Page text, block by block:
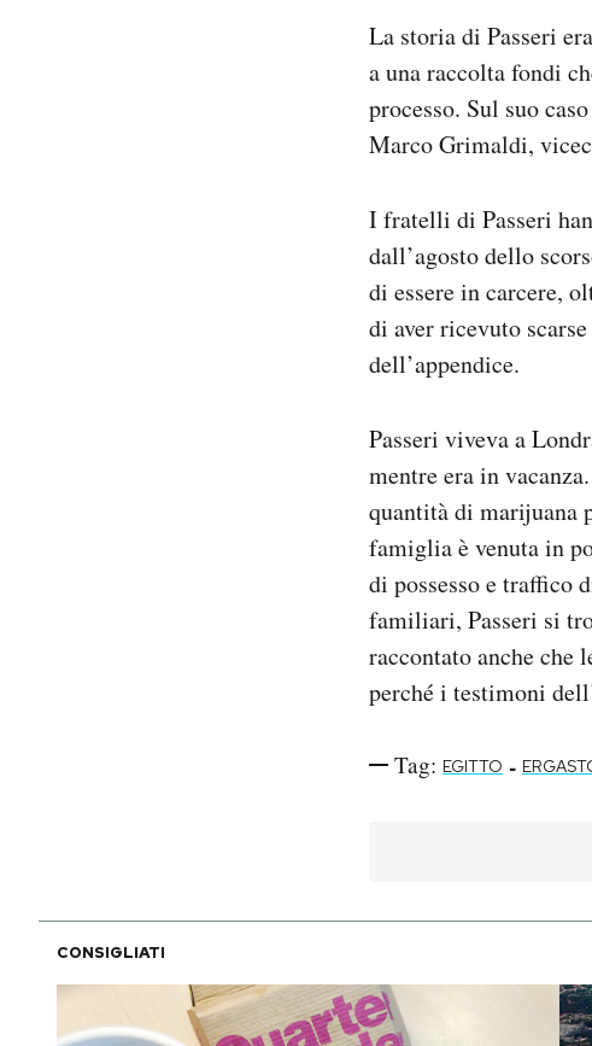
La storia di Passeri
a una raccolta fondi
processo. Sul suo
Marco Grimaldi,
I fratelli di Passeri
dall’agosto dello
di essere in carcere,
di aver ricevuto
dell’appendice.
Passeri viveva a
mentre era in
quantità di marijuana
famiglia è venuta in
di possesso e traffico
familiari, Passeri si
raccontato anche che
perché i testimoni
Tag: EGITTO -
CONSIGLIATI